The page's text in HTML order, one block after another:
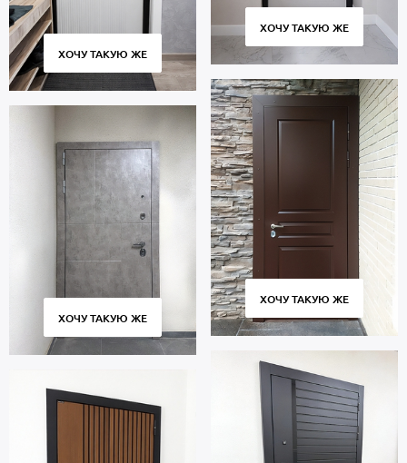
ХОЧУ ТАКУЮ ЖЕ
ХОЧУ ТАКУЮ ЖЕ
ХОЧУ ТАКУЮ ЖЕ
ХОЧУ ТАКУЮ ЖЕ